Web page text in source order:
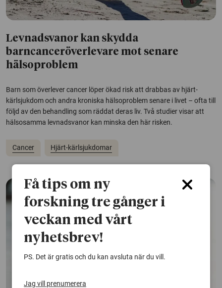
Levnadsvanor kan skydda
barncanceröverlevare mot senare
hälsoproblem
Barn som överlever cancer löper ökad risk att drabbas av hjärt-
kärlsjukdom och andra kroniska hälsoproblem senare i livet – ofta till
följd av den behandling som räddat deras liv. Två studier visar att
hälsosamma levnadsvanor kan minska den här risken.
Cancer Hjärt-kärlsjukdomar
Få tips om ny
forskning tre gånger i
veckan med vårt
nyhetsbrev!
PS. Det är gratis och du kan avsluta när du vill.
Jag vill prenumerera